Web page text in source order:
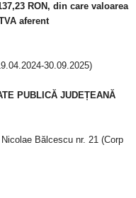
RON, din care valoarea
aferent
30.09.2025)
PUBLICĂ JUDEȚEANĂ
Bălcescu nr. 21 (Corp